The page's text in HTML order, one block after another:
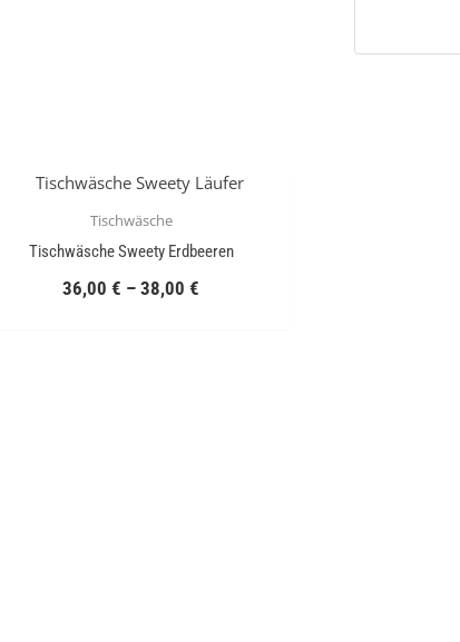
Tischwäsche
Tischwäsche Sweety Erdbeeren
36,00 € – 38,00 €